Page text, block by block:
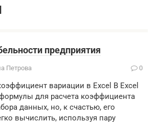
предприятия
Петрова 0
вариации в Excel В Excel
для расчета коэффициента
данных, но, к счастью, его
вычислить, используя пару